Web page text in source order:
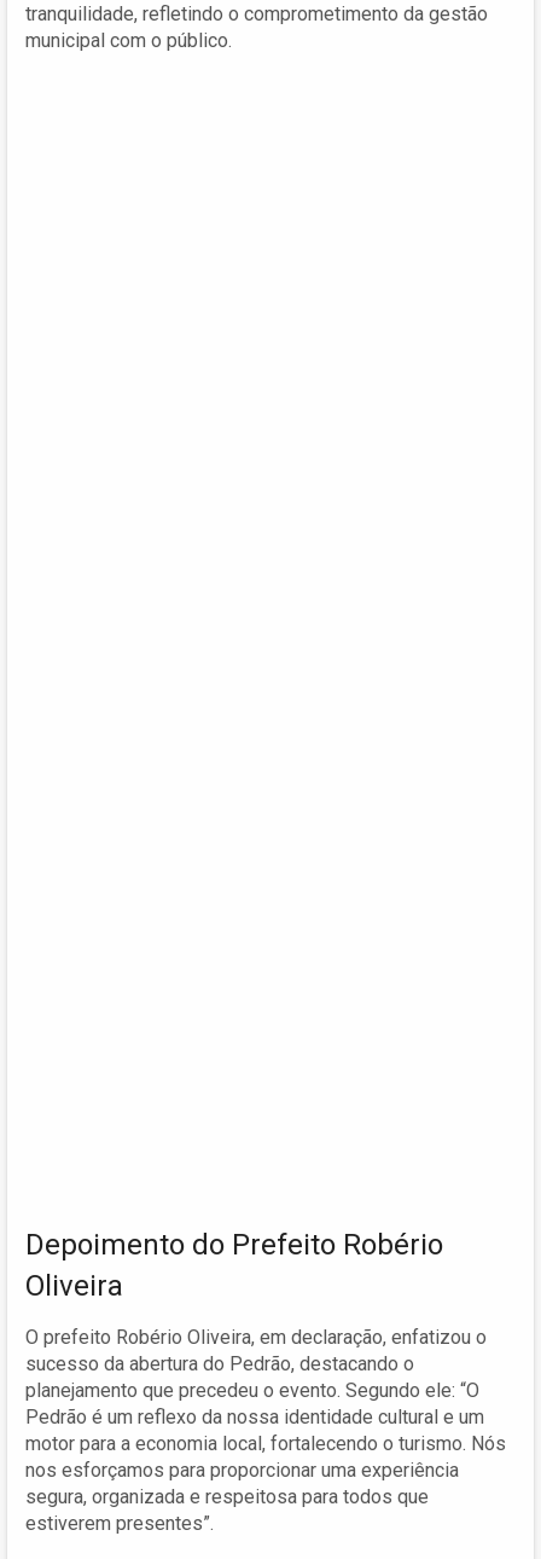
tranquilidade, refletindo o comprometimento da gestão
municipal com o público.
Depoimento do Prefeito Robério
Oliveira
O prefeito Robério Oliveira, em declaração, enfatizou o
sucesso da abertura do Pedrão, destacando o
planejamento que precedeu o evento. Segundo ele: “O
Pedrão é um reflexo da nossa identidade cultural e um
motor para a economia local, fortalecendo o turismo. Nós
nos esforçamos para proporcionar uma experiência
segura, organizada e respeitosa para todos que
estiverem presentes”.